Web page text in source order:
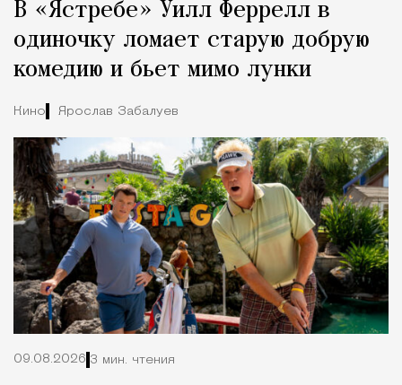
Город
В «Ястребе» Уилл Феррелл в
одиночку ломает старую добрую
комедию и бьет мимо лунки
Кино Ярослав Забалуев
09.08.2026 3 мин. чтения